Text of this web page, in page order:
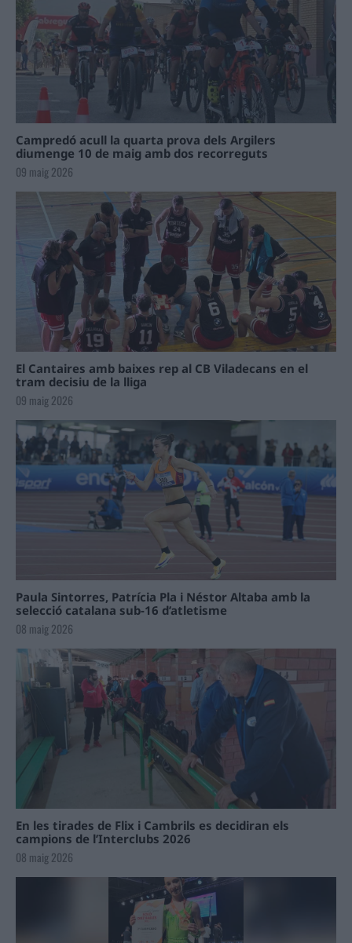
Campredó acull la quarta prova dels Argilers
diumenge 10 de maig amb dos recorreguts
09 maig 2026
El Cantaires amb baixes rep al CB Viladecans en el
tram decisiu de la lliga
09 maig 2026
Paula Sintorres, Patrícia Pla i Néstor Altaba amb la
selecció catalana sub-16 d’atletisme
08 maig 2026
En les tirades de Flix i Cambrils es decidiran els
campions de l’Interclubs 2026
08 maig 2026